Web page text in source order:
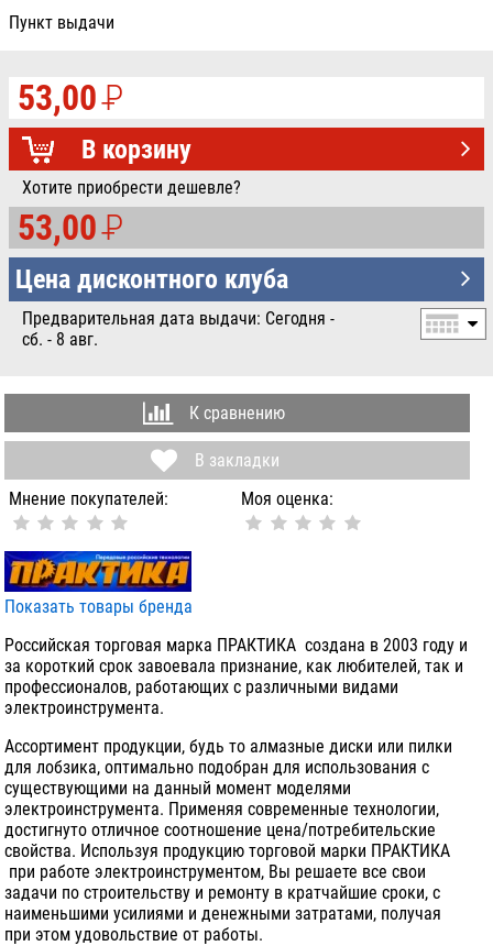
Пункт выдачи
53,00P
УБ.
В корзину
Хотите приобрести дешевле?
53,00P
УБ.
Цена дисконтного клуба
Предварительная дата выдачи: Сегодня -
сб. - 8 авг.
К сравнению
В закладки
Мнение покупателей:
Моя оценка:
Показать товары бренда
Российская торговая марка ПРАКТИКА создана в 2003 году и
за короткий срок завоевала признание, как любителей, так и
профессионалов, работающих с различными видами
электроинструмента.
Ассортимент продукции, будь то алмазные диски или пилки
для лобзика, оптимально подобран для использования с
существующими на данный момент моделями
электроинструмента. Применяя современные технологии,
достигнуто отличное соотношение цена/потребительские
свойства. Используя продукцию торговой марки ПРАКТИКА
при работе электроинструментом, Вы решаете все свои
задачи по строительству и ремонту в кратчайшие сроки, с
наименьшими усилиями и денежными затратами, получая
при этом удовольствие от работы.